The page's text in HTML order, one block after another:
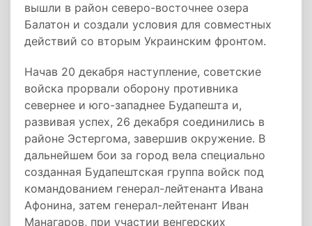
вышли в район северо-восточнее озера
Балатон и создали условия для совместных
действий со вторым Украинским фронтом.
Начав 20 декабря наступление, советские
войска прорвали оборону противника
севернее и юго-западнее Будапешта и,
развивая успех, 26 декабря соединились в
районе Эстергома, завершив окружение. В
дальнейшем бои за город вела специально
созданная Будапештская группа войск под
командованием генерал-лейтенанта Ивана
Афонина, затем генерал-лейтенант Иван
Манагаров, при участии венгерских